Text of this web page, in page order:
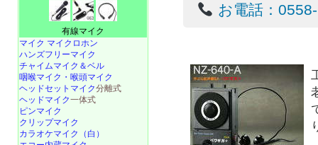
お電話：
有線マイク
マイク マイクロホン
ハンズフリーマイク
チャイムマイク＆ベル
咽喉マイク・喉頭マイク
ヘッドセットマイク分離式
ヘッドマイク一体式
ピンマイク
クリップマイク
カラオケマイク（白）